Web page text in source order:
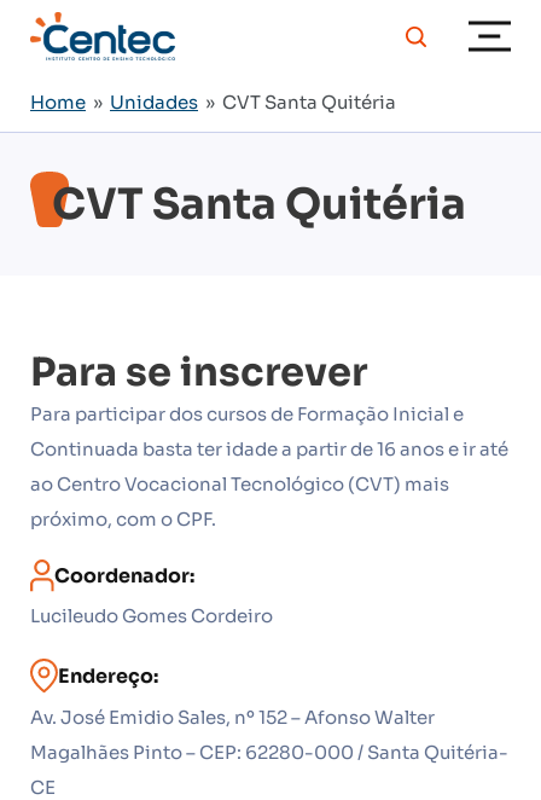
Home » Unidades » CVT Santa Quitéria
CVT Santa Quitéria
Para se inscrever
Para participar dos cursos de Formação Inicial e
Continuada basta ter idade a partir de 16 anos e ir até
ao Centro Vocacional Tecnológico (CVT) mais
próximo, com o CPF.
Coordenador:
Lucileudo Gomes Cordeiro
Endereço:
Av. José Emidio Sales, nº 152 – Afonso Walter
Magalhães Pinto – CEP: 62280-000 / Santa Quitéria-
CE